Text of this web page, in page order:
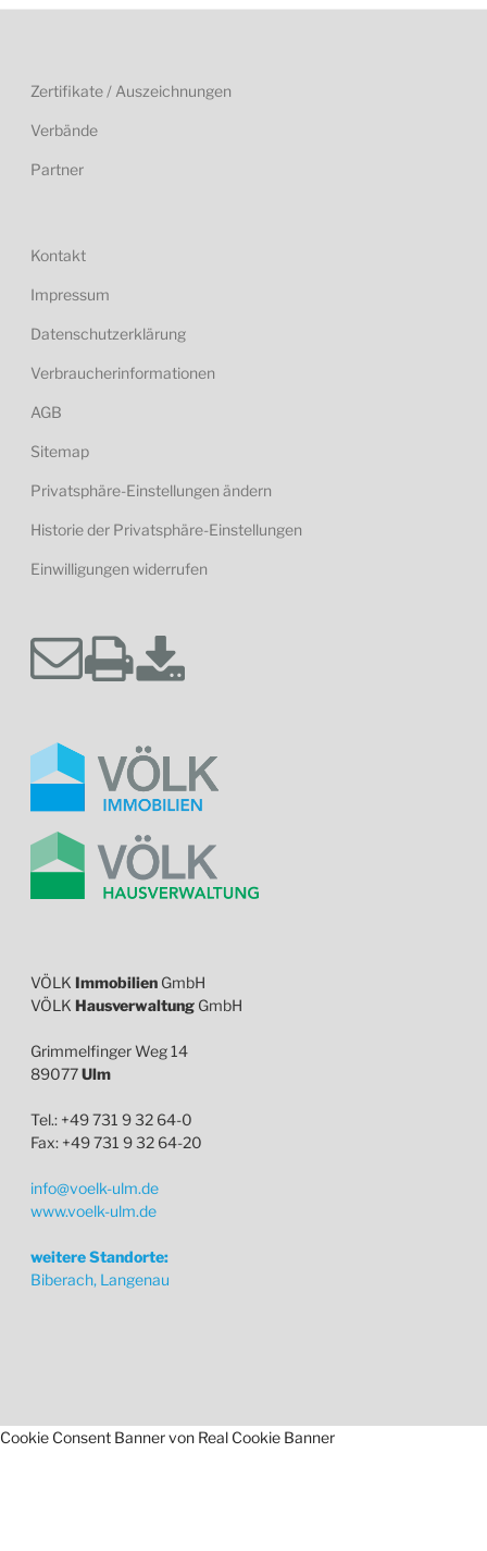
Zertifikate / Auszeichnungen
Verbände
Partner
Kontakt
Impressum
Datenschutzerklärung
Verbraucherinformationen
AGB
Sitemap
Privatsphäre-Einstellungen ändern
Historie der Privatsphäre-Einstellungen
Einwilligungen widerrufen
VÖLK Immobilien GmbH
VÖLK Hausverwaltung GmbH
Grimmelfinger Weg 14
89077Ulm
Tel.: +49 731 9 32 64-0
Fax: +49 731 9 32 64-20
info@voelk-ulm.de
www.voelk-ulm.de
weitere Standorte:
Biberach, Langenau
Cookie Consent Banner von Real Cookie Banner